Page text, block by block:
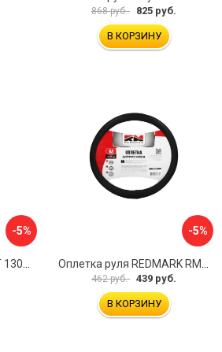
868 руб. 825 руб.
В КОРЗИНУ
-5%
Оплетка PSV PROTECT 130503
-5%
Оплетка руля REDMARK RM78002
462 руб. 439 руб.
В КОРЗИНУ